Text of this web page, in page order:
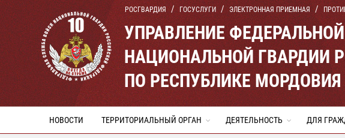
РОСГВАРДИЯ ГОСУСЛУГИ ЭЛЕКТРОННАЯ ПРИЕМНАЯ
УПРАВЛЕНИЕ
НАЦИОНАЛЬНОЙ ГВАРДИИ
ПО РЕСПУБЛИКЕ МОРДОВИЯ
НОВОСТИ ТЕРРИТОРИАЛЬНЫЙ ОРГАН ДЕЯТЕЛЬНОСТЬ ДЛЯ